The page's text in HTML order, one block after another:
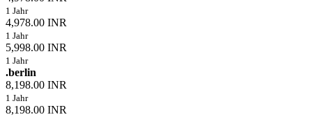
1 Jahr
4,978.00 INR
1 Jahr
5,998.00 INR
1 Jahr
.berlin
8,198.00 INR
1 Jahr
8,198.00 INR